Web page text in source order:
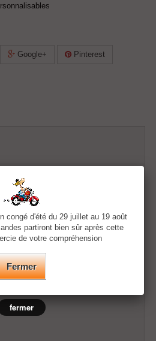
Google+ Pinterest
congé d'été du 29 juillet au 19 août
partiront bien sûr après cette
de votre compréhension
Fermer
fermer